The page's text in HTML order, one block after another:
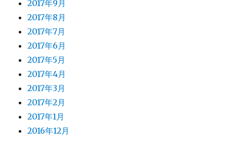
2017年9月
2017年8月
2017年7月
2017年6月
2017年5月
2017年4月
2017年3月
2017年2月
2017年1月
2016年12月